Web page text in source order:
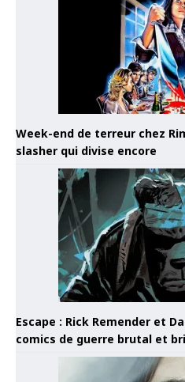
Week-end de terreur chez
slasher qui divise encore
Escape : Rick Remender et
comics de guerre brutal et